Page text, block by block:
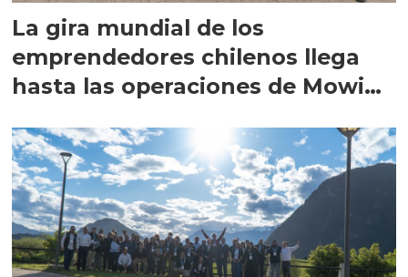
La gira mundial de los
emprendedores chilenos llega
hasta las operaciones de Mowi